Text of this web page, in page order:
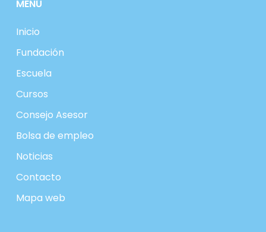
MENÚ
Inicio
Fundación
Escuela
Cursos
Consejo Asesor
Bolsa de empleo
Noticias
Contacto
Mapa web